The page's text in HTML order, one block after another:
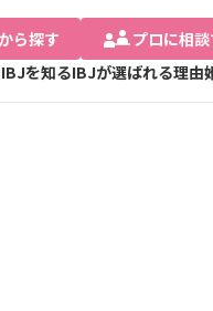
ら探す プロに相
IBJを知るIBJが選ばれる理由